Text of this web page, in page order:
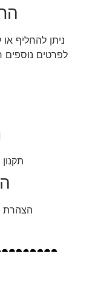
ניתן להחליף או
לפרטים נוספים
הצהרת